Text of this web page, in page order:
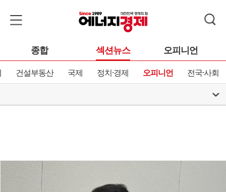
종합 섹션뉴스 오피니언
건설부동산 국제 정치·경제 오피니언 전국·사회